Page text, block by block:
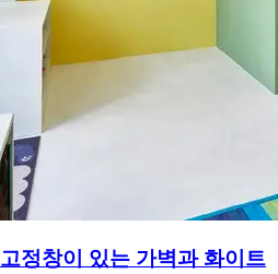
정창이 있는 가벽과 화이트